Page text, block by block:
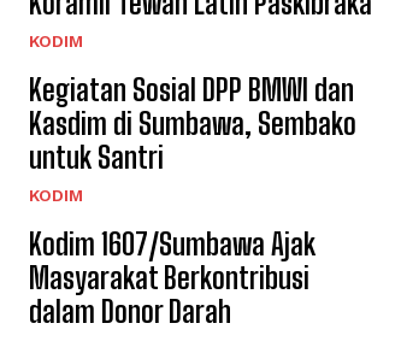
KODIM
Kegiatan Sosial DPP BMWI dan
Kasdim di Sumbawa, Sembako
untuk Santri
KODIM
Kodim 1607/Sumbawa Ajak
Masyarakat Berkontribusi
dalam Donor Darah